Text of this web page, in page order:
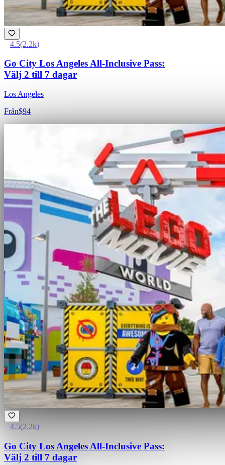
4.5(2.2k)
Go City Los Angeles All-Inclusive Pass:
Välj 2 till 7 dagar
Los Angeles
Från$94
4.5(2.2k)
Go City Los Angeles All-Inclusive Pass:
Välj 2 till 7 dagar